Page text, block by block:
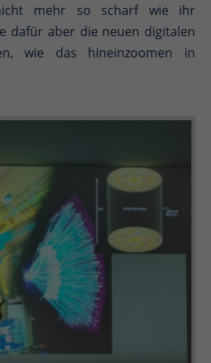
mehr so scharf wie ihr
dafür aber die neuen digitalen
wie das hineinzoomen in